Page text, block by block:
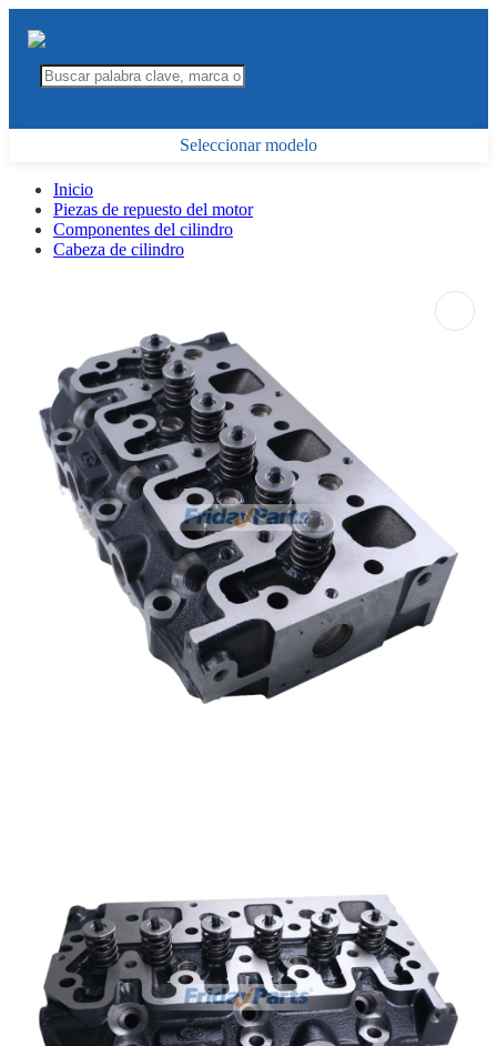
Seleccionar modelo
Inicio
Piezas de repuesto del motor
Componentes del cilindro
Cabeza de cilindro